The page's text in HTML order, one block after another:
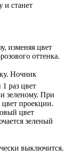
и станет
изменяя цвет
оттенка.
Ночник
раз цвет
зеленому. При
проекции.
цвет
зеленый
выключится.